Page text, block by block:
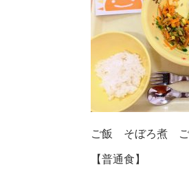
ご飯 そぼろ煮
【普通食】